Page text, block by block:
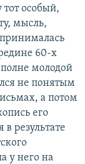
тот особый,
мысль,
60-х
молодой
не понятым
а потом
его
результате
у него на